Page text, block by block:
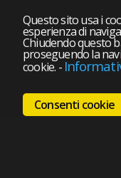
Questo sito usa i
esperienza di
Chiudendo questo
proseguendo la
cookie. -
Consenti cookie